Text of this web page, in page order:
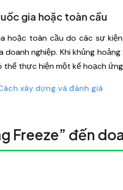
gia hoặc toàn cầu
hoặc toàn cầu do các sự
nghiệp. Khi khủng
thực hiện một kế hoạch
xây dựng và đánh giá
Freeze” đến